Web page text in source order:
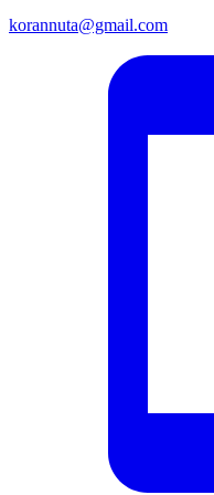
korannuta@gmail.com